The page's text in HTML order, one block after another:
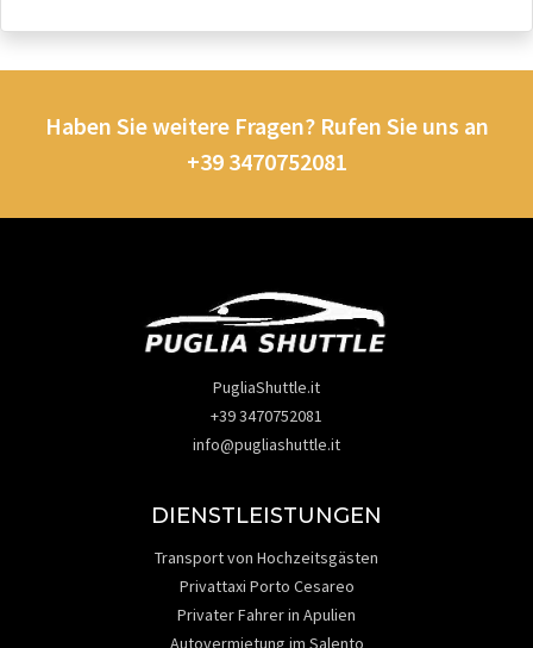
Haben Sie weitere Fragen? Rufen Sie uns an
+39 3470752081
PugliaShuttle.it
+39 3470752081
info@pugliashuttle.it
DIENSTLEISTUNGEN
Transport von Hochzeitsgästen
Privattaxi Porto Cesareo
Privater Fahrer in Apulien
Autovermietung im Salento